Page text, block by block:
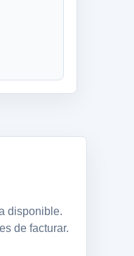
disponible.
de facturar.